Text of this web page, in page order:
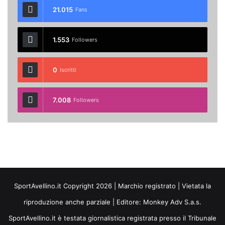
21.015 Fans
1.553 Followers
0 Iscritti
7.008 Followers
SportAvellino.it Copyright 2026 | Marchio registrato | Vietata la
riproduzione anche parziale | Editore: Monkey Adv S.a.s.
SportAvellino.it è testata giornalistica registrata presso il Tribunale